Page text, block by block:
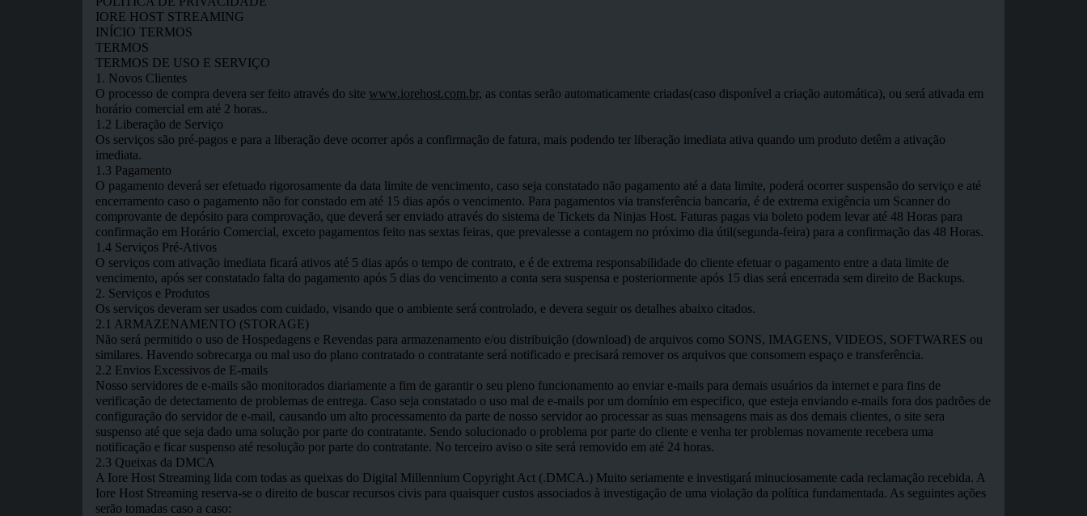
IORE HOST STREAMING
INÍCIO TERMOS
TERMOS
TERMOS DE USO E SERVIÇO
1. Novos Clientes
O processo de compra devera ser feito através do site www.iorehost.com.br, as contas serão automaticamente criadas(caso disponível a criação automática), ou será ativada em
horário comercial em até 2 horas..
1.2 Liberação de Serviço
Os serviços são pré-pagos e para a liberação deve ocorrer após a confirmação de fatura, mais podendo ter liberação imediata ativa quando um produto detêm a ativação
imediata.
1.3 Pagamento
O pagamento deverá ser efetuado rigorosamente da data limite de vencimento, caso seja constatado não pagamento até a data limite, poderá ocorrer suspensão do serviço e até
encerramento caso o pagamento não for constado em até 15 dias após o vencimento. Para pagamentos via transferência bancaria, é de extrema exigência um Scanner do
comprovante de depósito para comprovação, que deverá ser enviado através do sistema de Tickets da Ninjas Host. Faturas pagas via boleto podem levar até 48 Horas para
confirmação em Horário Comercial, exceto pagamentos feito nas sextas feiras, que prevalesse a contagem no próximo dia útil(segunda-feira) para a confirmação das 48 Horas.
1.4 Serviços Pré-Ativos
O serviços com ativação imediata ficará ativos até 5 dias após o tempo de contrato, e é de extrema responsabilidade do cliente efetuar o pagamento entre a data limite de
vencimento, após ser constatado falta do pagamento após 5 dias do vencimento a conta sera suspensa e posteriormente após 15 dias será encerrada sem direito de Backups.
2. Serviços e Produtos
Os serviços deveram ser usados com cuidado, visando que o ambiente será controlado, e devera seguir os detalhes abaixo citados.
2.1 ARMAZENAMENTO (STORAGE)
Não será permitido o uso de Hospedagens e Revendas para armazenamento e/ou distribuição (download) de arquivos como SONS, IMAGENS, VIDEOS, SOFTWARES ou
similares. Havendo sobrecarga ou mal uso do plano contratado o contratante será notificado e precisará remover os arquivos que consomem espaço e transferência.
2.2 Envios Excessivos de E-mails
Nosso servidores de e-mails são monitorados diariamente a fim de garantir o seu pleno funcionamento ao enviar e-mails para demais usuários da internet e para fins de
verificação de detectamento de problemas de entrega. Caso seja constatado o uso mal de e-mails por um domínio em especifico, que esteja enviando e-mails fora dos padrões de
configuração do servidor de e-mail, causando um alto processamento da parte de nosso servidor ao processar as suas mensagens mais as dos demais clientes, o site sera
suspenso até que seja dado uma solução por parte do contratante. Sendo solucionado o problema por parte do cliente e venha ter problemas novamente recebera uma
notificação e ficar suspenso até resolução por parte do contratante. No terceiro aviso o site será removido em até 24 horas.
2.3 Queixas da DMCA
A Iore Host Streaming lida com todas as queixas do Digital Millennium Copyright Act (.DMCA.) Muito seriamente e investigará minuciosamente cada reclamação recebida. A
Iore Host Streaming reserva-se o direito de buscar recursos civis para quaisquer custos associados à investigação de uma violação da política fundamentada. As seguintes ações
serão tomadas caso a caso: